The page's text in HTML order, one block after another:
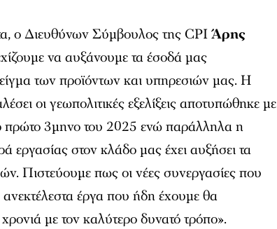
ο Διευθύνων Σύμβουλος της CPIΆρης
να αυξάνουμε τα έσοδά μας
των προϊόντων και υπηρεσιών μας. Η
οι γεωπολιτικές εξελίξεις αποτυπώθηκε με
πρώτο 3μηνο του 2025 ενώ παράλληλα η
εργασίας στον κλάδο μας έχει αυξήσει τα
Πιστεύουμε πως οι νέες συνεργασίες που
έργα που ήδη έχουμε θα
με τον καλύτερο δυνατό τρόπο».